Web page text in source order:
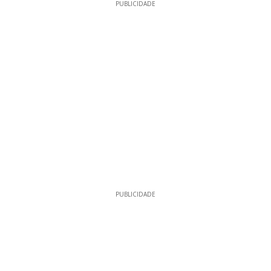
PUBLICIDADE
PUBLICIDADE